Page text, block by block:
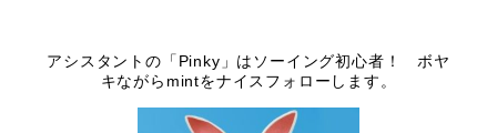
アシスタントの「Pinky」はソーイング初心者！ ボヤ
キながらmintをナイスフォローします。